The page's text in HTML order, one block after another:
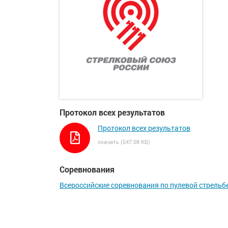
Протокол всех результатов
Протокол всех результатов
скачать (547.08 КБ)
Соревнования
Всероссийские соревнования по пулевой